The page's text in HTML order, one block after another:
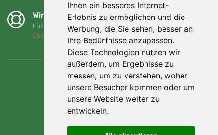
Ihnen ein besseres Internet-
Erlebnis zu ermöglichen und die
Werbung, die Sie sehen, besser an
Ihre Bedürfnisse anzupassen.
Diese Technologien nutzen wir
außerdem, um Ergebnisse zu
messen, um zu verstehen, woher
unsere Besucher kommen oder um
unsere Website weiter zu
entwickeln.
Wir unterstützen Trees.org
Für jede Bestellung pflanzen wir einen Baum! Mehr lesen
Über uns